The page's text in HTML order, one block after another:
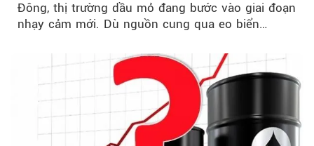
Đông, thị trường dầu mỏ đang bước vào giai đoạn
nhạy cảm mới. Dù nguồn cung qua eo biển